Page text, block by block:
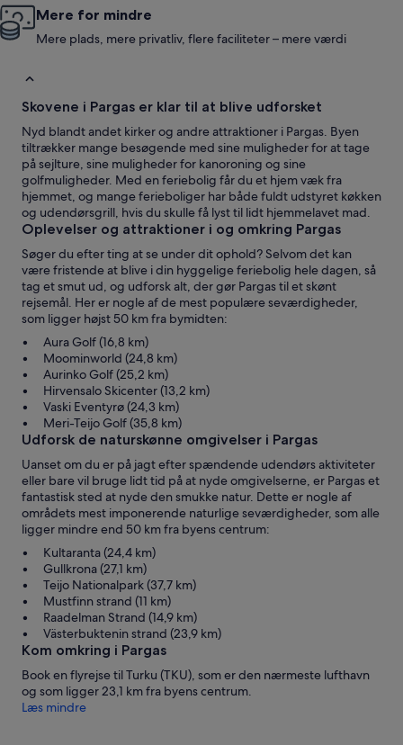
Mere for mindre
Mere plads, mere privatliv, flere faciliteter – mere værdi
Skovene i Pargas er klar til at blive udforsket
Nyd blandt andet kirker og andre attraktioner i Pargas. Byen
tiltrækker mange besøgende med sine muligheder for at tage
på sejlture, sine muligheder for kanoroning og sine
golfmuligheder. Med en feriebolig får du et hjem væk fra
hjemmet, og mange ferieboliger har både fuldt udstyret køkken
og udendørsgrill, hvis du skulle få lyst til lidt hjemmelavet mad.
Oplevelser og attraktioner i og omkring Pargas
Søger du efter ting at se under dit ophold? Selvom det kan
være fristende at blive i din hyggelige feriebolig hele dagen, så
tag et smut ud, og udforsk alt, der gør Pargas til et skønt
rejsemål. Her er nogle af de mest populære seværdigheder,
som ligger højst 50 km fra bymidten:
Aura Golf (16,8 km)
Moominworld (24,8 km)
Aurinko Golf (25,2 km)
Hirvensalo Skicenter (13,2 km)
Vaski Eventyrø (24,3 km)
Meri-Teijo Golf (35,8 km)
Udforsk de naturskønne omgivelser i Pargas
Uanset om du er på jagt efter spændende udendørs aktiviteter
eller bare vil bruge lidt tid på at nyde omgivelserne, er Pargas et
fantastisk sted at nyde den smukke natur. Dette er nogle af
områdets mest imponerende naturlige seværdigheder, som alle
ligger mindre end 50 km fra byens centrum:
Kultaranta (24,4 km)
Gullkrona (27,1 km)
Teijo Nationalpark (37,7 km)
Mustfinn strand (11 km)
Raadelman Strand (14,9 km)
Västerbuktenin strand (23,9 km)
Kom omkring i Pargas
Book en flyrejse til Turku (TKU), som er den nærmeste lufthavn
og som ligger 23,1 km fra byens centrum.
Læs mindre